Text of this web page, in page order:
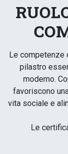
Le competenze
pilastro
moderno.
favoriscono
vita sociale e
Le